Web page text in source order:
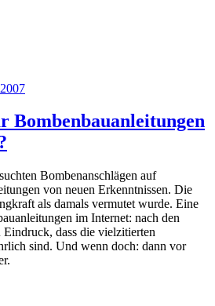
Bombenbauanleitungen
Bombenanschlägen auf
von neuen Erkenntnissen. Die
als damals vermutet wurde. Eine
im Internet: nach den
Eindruck, dass die vielzitierten
sind. Und wenn doch: dann vor